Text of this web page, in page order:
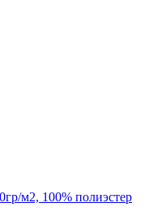
м2, 100% полиэстер